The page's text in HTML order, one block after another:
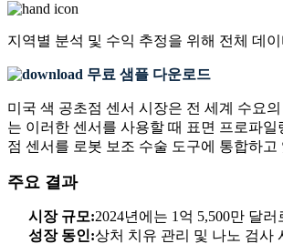
지역별 분석 및 수익 추정을 위해 전체 데
무료 샘플 다운로드
미국 색 공초점 센서 시장은 전 세계 수요
는 이러한 센서를 사용할 때 표면 프로파
점 센서를 로봇 보조 수술 도구에 통합하
주요 결과
시장 규모:2024년에는 1억 5,500만 달
성장 동인:상처 치유 관리 및 나노 검사